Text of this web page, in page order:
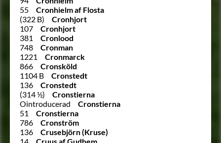
55
Cronhielm af Flosta
(322 B)
Cronhjort
107
Cronhjort
381
Cronlood
748
Cronman
1221
Cronmarck
866
Cronsköld
1104 B
Cronstedt
136
Cronstedt
(314 ½)
Cronstierna
Ointroducerad
Cronstierna
51
Cronstierna
786
Cronström
136
Crusebjörn (Kruse)
14
Cruus af Gudhem